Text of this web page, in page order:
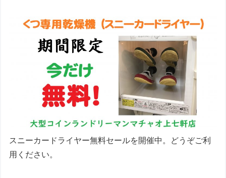
スニーカードライヤー無料セールを開催中。どうぞご利
用ください。